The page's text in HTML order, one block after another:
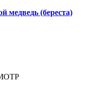
медведь (береста)